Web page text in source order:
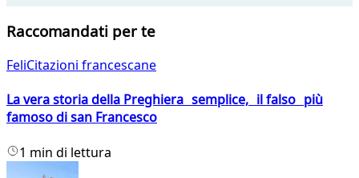
Raccomandati per te
FeliCitazioni francescane
La vera storia della Preghiera semplice, il falso più
famoso di san Francesco
1 min di lettura